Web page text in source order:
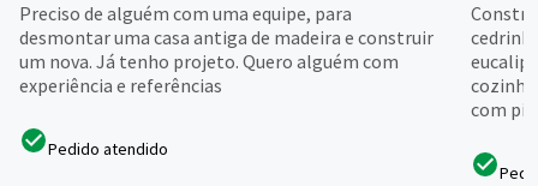
Preciso de alguém com uma equipe, para
desmontar uma casa antiga de madeira e construir
um nova. Já tenho projeto. Quero alguém com
experiência e referências
Pedido atendido
com